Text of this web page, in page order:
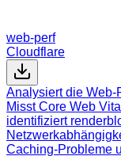
web-perf
Cloudflare
Analysiert die Web-
Misst Core Web
identifiziert
Caching-Probleme